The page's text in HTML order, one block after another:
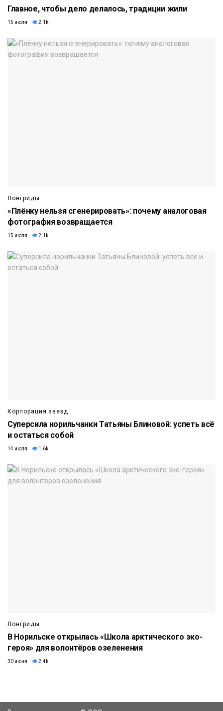
Главное, чтобы дело делалось, традиции жили
15 июля 2.1k
Лонгриды
«Плёнку нельзя сгенерировать»: почему аналоговая
фотография возвращается
15 июля 2.1k
Корпорация звезд
Суперсила норильчанки Татьяны Блиновой: успеть всё
и остаться собой
14 июля 1.6k
Лонгриды
В Норильске открылась «Школа арктического эко-
героя» для волонтёров озеленения
30 июня 2.4k